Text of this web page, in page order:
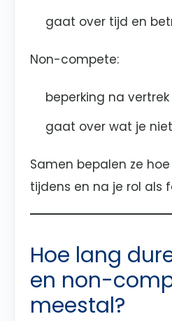
gaat over tijd en
Non-compete:
beperking na vertrek
gaat over wat je
Samen bepalen ze hoe
tijdens en na je rol als
Hoe lang
en non-
meestal?